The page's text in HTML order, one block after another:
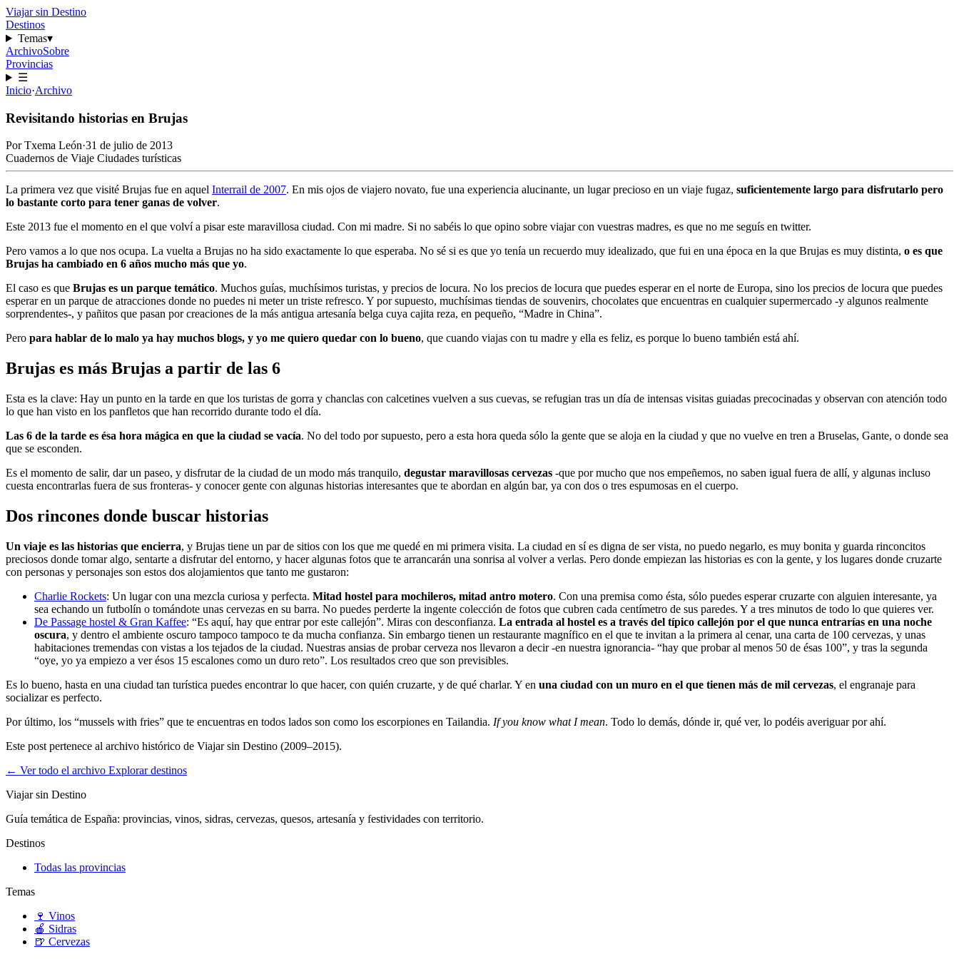
Viajar sin Destino
Destinos
Temas▾
ArchivoSobre
Provincias
☰
Inicio·Archivo
Revisitando historias en Brujas
PorTxema León·31 de julio de 2013
Cuadernos de Viaje Ciudades turísticas
La primera vez que visité Brujas fue en aquel Interrail de 2007. En mis ojos de viajero novato, fue una experiencia alucinante, un lugar precioso en un viaje fugaz, suficientemente largo para disfrutarlo pero
lo bastante corto para tener ganas de volver.
Este 2013 fue el momento en el que volví a pisar este maravillosa ciudad. Con mi madre. Si no sabéis lo que opino sobre viajar con vuestras madres, es que no me seguís en twitter.
Pero vamos a lo que nos ocupa. La vuelta a Brujas no ha sido exactamente lo que esperaba. No sé si es que yo tenía un recuerdo muy idealizado, que fui en una época en la que Brujas es muy distinta, o es que
Brujas ha cambiado en 6 años mucho más que yo.
El caso es que Brujas es un parque temático. Muchos guías, muchísimos turistas, y precios de locura. No los precios de locura que puedes esperar en el norte de Europa, sino los precios de locura que puedes
esperar en un parque de atracciones donde no puedes ni meter un triste refresco. Y por supuesto, muchísimas tiendas de souvenirs, chocolates que encuentras en cualquier supermercado -y algunos realmente
sorprendentes-, y pañitos que pasan por creaciones de la más antigua artesanía belga cuya cajita reza, en pequeño, “Madre in China”.
Pero para hablar de lo malo ya hay muchos blogs, y yo me quiero quedar con lo bueno, que cuando viajas con tu madre y ella es feliz, es porque lo bueno también está ahí.
Brujas es más Brujas a partir de las 6
Esta es la clave: Hay un punto en la tarde en que los turistas de gorra y chanclas con calcetines vuelven a sus cuevas, se refugian tras un día de intensas visitas guiadas precocinadas y observan con atención todo
lo que han visto en los panfletos que han recorrido durante todo el día.
Las 6 de la tarde es ésa hora mágica en que la ciudad se vacía. No del todo por supuesto, pero a esta hora queda sólo la gente que se aloja en la ciudad y que no vuelve en tren a Bruselas, Gante, o donde sea
que se esconden.
Es el momento de salir, dar un paseo, y disfrutar de la ciudad de un modo más tranquilo, degustar maravillosas cervezas -que por mucho que nos empeñemos, no saben igual fuera de allí, y algunas incluso
cuesta encontrarlas fuera de sus fronteras- y conocer gente con algunas historias interesantes que te abordan en algún bar, ya con dos o tres espumosas en el cuerpo.
Dos rincones donde buscar historias
Un viaje es las historias que encierra, y Brujas tiene un par de sitios con los que me quedé en mi primera visita. La ciudad en sí es digna de ser vista, no puedo negarlo, es muy bonita y guarda rinconcitos
preciosos donde tomar algo, sentarte a disfrutar del entorno, y hacer algunas fotos que te arrancarán una sonrisa al volver a verlas. Pero donde empiezan las historias es con la gente, y los lugares donde cruzarte
con personas y personajes son estos dos alojamientos que tanto me gustaron:
Charlie Rockets: Un lugar con una mezcla curiosa y perfecta. Mitad hostel para mochileros, mitad antro motero. Con una premisa como ésta, sólo puedes esperar cruzarte con alguien interesante, ya
sea echando un futbolín o tomándote unas cervezas en su barra. No puedes perderte la ingente colección de fotos que cubren cada centímetro de sus paredes. Y a tres minutos de todo lo que quieres ver.
De Passage hostel & Gran Kaffee: “Es aquí, hay que entrar por este callejón”. Miras con desconfianza. La entrada al hostel es a través del típico callejón por el que nunca entrarías en una noche
oscura, y dentro el ambiente oscuro tampoco tampoco te da mucha confianza. Sin embargo tienen un restaurante magnífico en el que te invitan a la primera al cenar, una carta de 100 cervezas, y unas
habitaciones tremendas con vistas a los tejados de la ciudad. Nuestras ansias de probar cerveza nos llevaron a decir -en nuestra ignorancia- “hay que probar al menos 50 de ésas 100”, y tras la segunda
“oye, yo ya empiezo a ver ésos 15 escalones como un duro reto”. Los resultados creo que son previsibles.
Es lo bueno, hasta en una ciudad tan turística puedes encontrar lo que hacer, con quién cruzarte, y de qué charlar. Y en una ciudad con un muro en el que tienen más de mil cervezas, el engranaje para
socializar es perfecto.
Por último, los “mussels with fries” que te encuentras en todos lados son como los escorpiones en Tailandia. If you know what I mean. Todo lo demás, dónde ir, qué ver, lo podéis averiguar por ahí.
Este post pertenece al archivo histórico de Viajar sin Destino (2009–2015).
← Ver todo el archivo Explorar destinos
Viajar sin Destino
Guía temática de España: provincias, vinos, sidras, cervezas, quesos, artesanía y festividades con territorio.
Destinos
Todas las provincias
Temas
🍷 Vinos
🍎 Sidras
🍺 Cervezas